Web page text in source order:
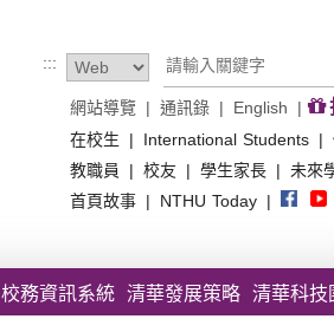
:::
網站導覽 | 通訊錄 | English |
在校生 | International Students |
教職員
| 校友 | 學生家長 | 未來
首頁故事 | NTHU Today |
校務資訊系統 清華發展策略 清華科技